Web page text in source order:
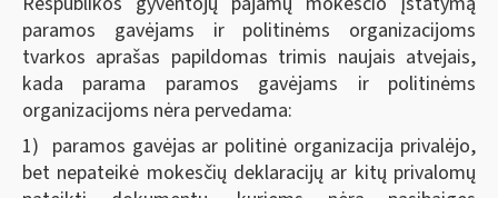
paramos gavėjams ir politinėms organizacijoms
tvarkos aprašas papildomas trimis naujais atvejais,
kada parama paramos gavėjams ir politinėms
organizacijoms nėra pervedama:
1) paramos gavėjas ar politinė organizacija privalėjo,
bet nepateikė mokesčių deklaracijų ar kitų privalomų